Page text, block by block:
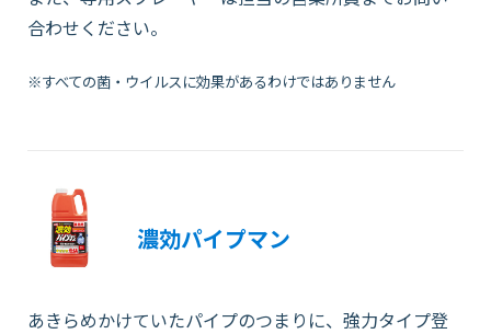
合わせください。
※すべての菌・ウイルスに効果があるわけではありません
濃効パイプマン
あきらめかけていたパイプのつまりに、強力タイプ登